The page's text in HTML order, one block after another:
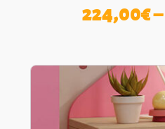
224,00€–